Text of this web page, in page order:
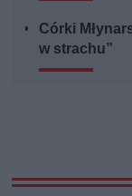
Córki
w strachu”